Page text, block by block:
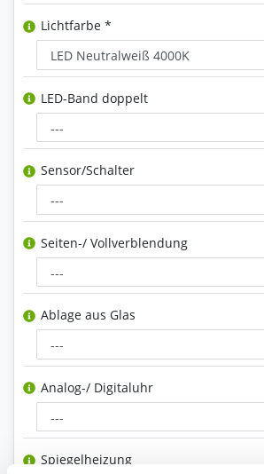
Lichtfarbe *
LED-Band doppelt
Sensor/Schalter
Seiten-/ Vollverblendung
Ablage aus Glas
Analog-/ Digitaluhr
Spiegelheizung